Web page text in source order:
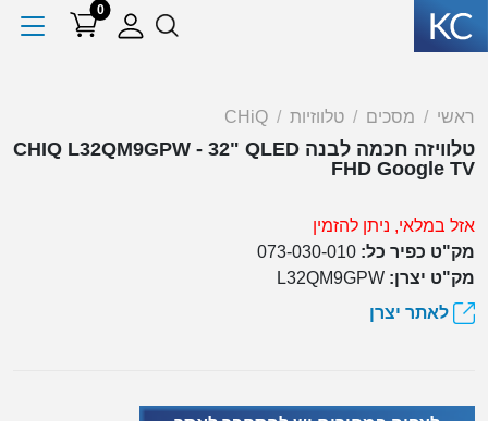
0
ראשי מסכים טלווזיות CHiQ
טלוויזה חכמה לבנה CHIQ L32QM9GPW - 32" QLED
FHD Google TV
אזל במלאי, ניתן להזמין
מק"ט כפיר כל: 073-030-010
מק"ט יצרן: L32QM9GPW
לאתר יצרן